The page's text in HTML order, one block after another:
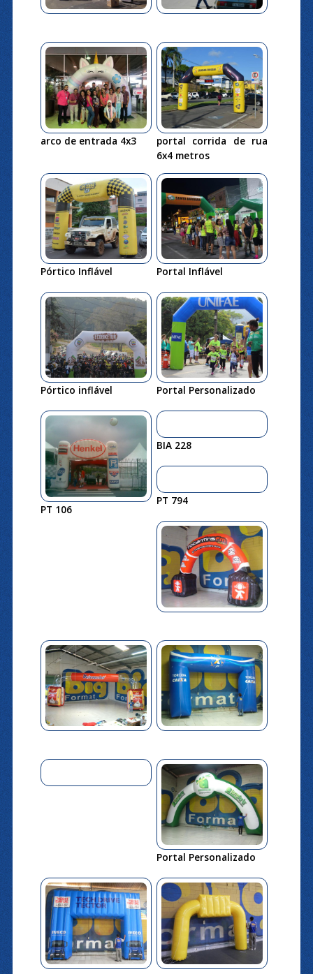
arco de entrada 4x3
portal corrida de rua
6x4 metros
Pórtico Inflável Portal Inflável
Pórtico inflável Portal Personalizado
PT 106
BIA 228
PT 794
Portal Personalizado